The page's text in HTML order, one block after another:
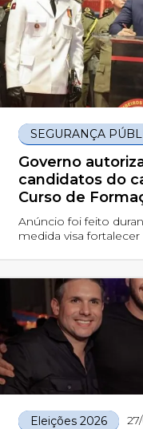
SEGURANÇA
Governo
candidatos do
Curso de
Bombeiros
Anúncio foi feito
medida visa
Eleições 2026